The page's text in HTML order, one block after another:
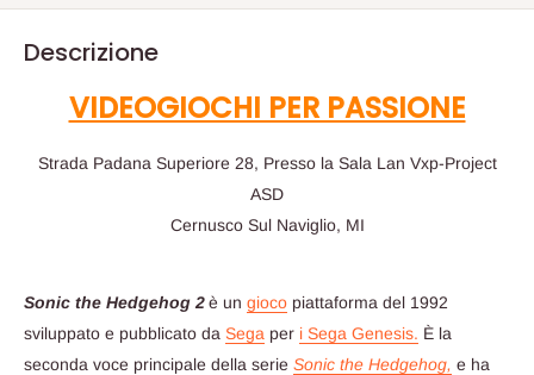
Descrizione
VIDEOGIOCHI PER PASSIONE
Strada Padana Superiore 28, Presso la Sala Lan Vxp-Project
ASD
Cernusco Sul Naviglio, MI
Sonic the Hedgehog 2è un gioco piattaforma del 1992
sviluppato e pubblicato da Sega per i Sega Genesis. È la
seconda voce principale della serie Sonic the Hedgehog, e ha